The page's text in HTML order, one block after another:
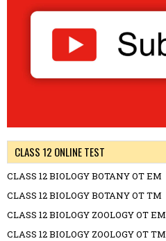
CLASS 12 ONLINE TEST
CLASS 12 BIOLOGY BOTANY OT EM
CLASS 12 BIOLOGY BOTANY OT TM
CLASS 12 BIOLOGY ZOOLOGY OT EM
CLASS 12 BIOLOGY ZOOLOGY OT TM